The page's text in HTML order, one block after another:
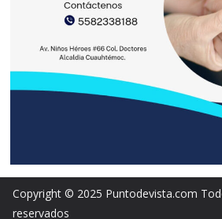
Copyright © 2025 Puntodevista.com
reservados